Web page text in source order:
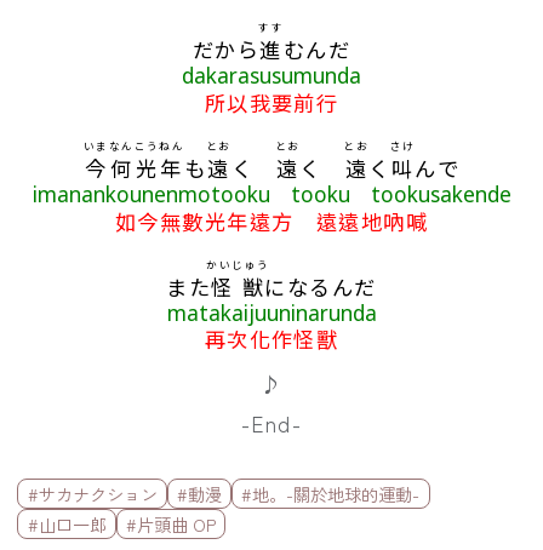
だから進
すす
むんだ
dakarasusumunda
所以我要前行
今
いま
何
なん
光年
こうねん
も遠
とお
く 遠
とお
く 遠
とお
く 叫
さけ
んで
imanankounenmotooku tooku tookusakende
如今無數光年遠方 遠遠地吶喊
また怪獣
かいじゅう
になるんだ
matakaijuuninarunda
再次化作怪獸
♪
-End-
標籤欄
#サカナクション #動漫
#地。-關於地球的運動-
#山口一郎
#片頭曲 OP